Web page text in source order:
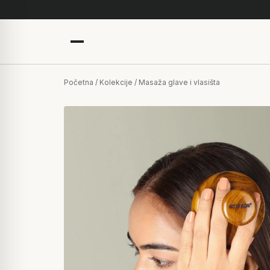
Početna / Kolekcije / Masaža glave i vlasišta